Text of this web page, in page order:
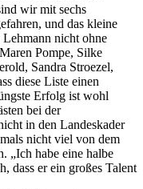
wir mit sechs
und das kleine
nicht ohne
Pompe, Silke
Sandra Stroezel,
diese Liste einen
Erfolg ist wohl
bei der
in den Landeskader
nicht viel von dem
„Ich habe eine halbe
dass er ein großes Talent